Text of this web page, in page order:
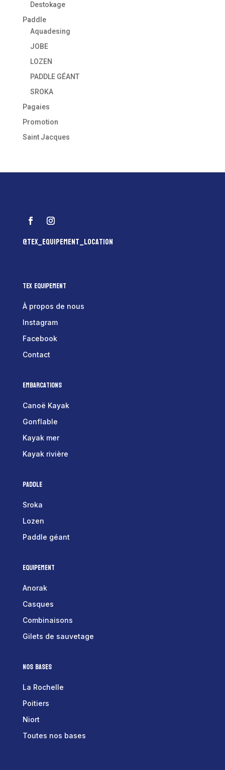
Destokage
Paddle
Aquadesing
JOBE
LOZEN
PADDLE GÉANT
SROKA
Pagaies
Promotion
Saint Jacques
@tex_equipement_location
Tex Equipement
À propos de nous
Instagram
Facebook
Contact
Embarcations
Canoë Kayak
Gonflable
Kayak mer
Kayak rivière
Paddle
Sroka
Lozen
Paddle géant
Equipement
Anorak
Casques
Combinaisons
Gilets de sauvetage
Nos bases
La Rochelle
Poitiers
Niort
Toutes nos bases